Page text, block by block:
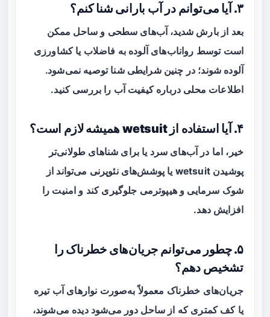
۳. آیا می‌توانم در آب بارانی شنا کنم؟
بعد از بارش شدید، آب‌های سطحی و ساحل ممکن
است توسط رواناب‌های آلوده به فاضلاب یا کشاورزی
آلوده شوند؛ در چنین شرایطی شنا توصیه نمی‌شود.
اطلاعات محلی درباره کیفیت آب را بررسی کنید.
۴. آیا استفاده از wetsuit همیشه لازم است؟
خیر، اما در آب‌های سرد یا برای شناهای طولانی‌تر
پوشیدن wetsuit یا پوشش‌های نئوپرنی می‌تواند از
شوک سرمایی و هیپوترمی جلوگیری کند و امنیت را
افزایش دهد.
۵. چطور می‌توانم جریان‌های خطرناک را
تشخیص دهم؟
جریان‌های خطرناک معمولاً به‌صورت نوارهای آب تیره
یا کف کمتری که از ساحل دور می‌شود دیده می‌شوند،